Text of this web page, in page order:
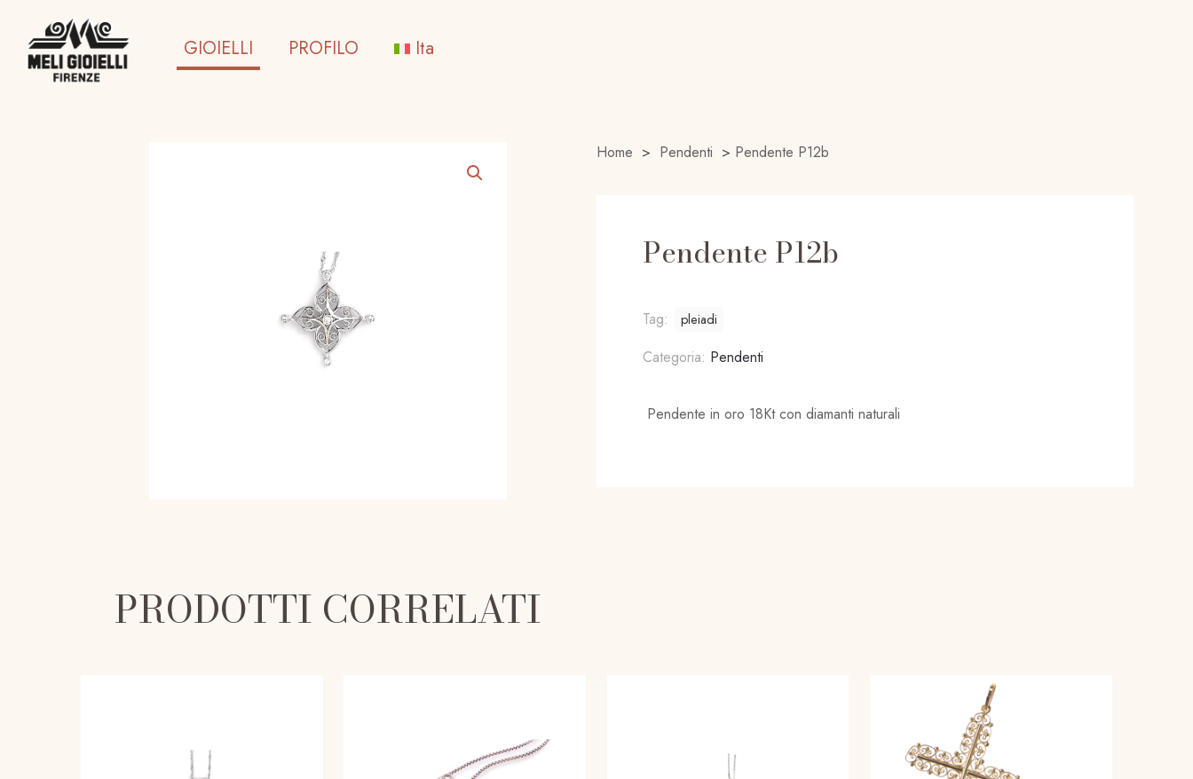
GIOIELLI PROFILO Ita
Home > Pendenti > Pendente P12b
Pendente P12b
Tag: pleiadi
Categoria: Pendenti
Pendente in oro 18Kt con diamanti naturali
PRODOTTI CORRELATI